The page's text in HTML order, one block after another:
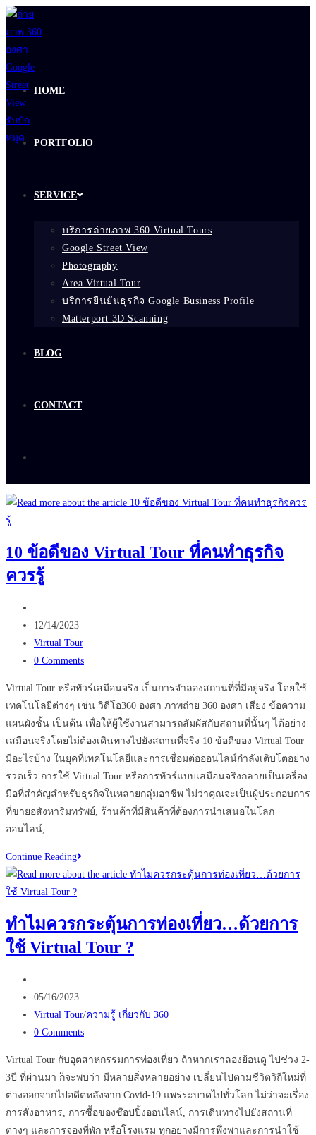
Skip
to
content
HOME
PORTFOLIO
SERVICE
บริการถ่ายภาพ 360 Virtual Tours
Google Street View
Photography
Area Virtual Tour
บริการยืนยันธุรกิจ Google Business Profile
Matterport 3D Scanning
BLOG
CONTACT
10 ข้อดีของ Virtual Tour ที่คนทำธุรกิจ
ควรรู้
author:
Post
published:
12/14/2023
Post
category:
Virtual Tour
Post
0 Comments
Virtual Tour หรือทัวร์เสมือนจริง เป็นการจำลองสถานที่ที่มีอยู่จริง โดยใช้
เทคโนโลยีต่างๆ เช่น วิดีโอ360 องศา ภาพถ่าย 360 องศา เสียง ข้อความ
แผนผังชั้น เป็นต้น เพื่อให้ผู้ใช้งานสามารถสัมผัสกับสถานที่นั้นๆ ได้อย่าง
เสมือนจริงโดยไม่ต้องเดินทางไปยังสถานที่จริง 10 ข้อดีของ Virtual Tour
มีอะไรบ้าง ในยุคที่เทคโนโลยีและการเชื่อมต่อออนไลน์กำลังเติบโตอย่าง
รวดเร็ว การใช้ Virtual Tour หรือการทัวร์แบบเสมือนจริงกลายเป็นเครื่อง
มือที่สำคัญสำหรับธุรกิจในหลายกลุ่มอาชีพ ไม่ว่าคุณจะเป็นผู้ประกอบการ
ที่ขายอสังหาริมทรัพย์, ร้านค้าที่มีสินค้าที่ต้องการนำเสนอในโลก
ออนไลน์,…
Continue Reading10
ข้อดี
ของ
Tour
ที่
ธุรกิจ
ควร
รู้
ทำไมควรกระตุ้นการท่องเที่ยว…ด้วยการ
ใช้ Virtual Tour ?
author:
Post
published:
05/16/2023
Post
category:
Virtual Tour/ความรู้ เกี่ยวกับ 360
Post
0 Comments
Virtual Tour กับอุตสาหกรรมการท่องเที่ยว ถ้าหากเราลองย้อนดู ไปช่วง 2-
3ปี ที่ผ่านมา ก็จะพบว่า มีหลายสิ่งหลายอย่าง เปลี่ยนไปตามชีวิตวิถีใหม่ที่
ต่างออกจากไปอดีตหลังจาก Covid-19 แพร่ระบาดไปทั่วโลก ไม่ว่าจะเรื่อง
การสั่งอาหาร, การซื้อของช๊อปปิ้งออนไลน์, การเดินทางไปยังสถานที่
ต่างๆ และการจองที่พัก หรือโรงแรม ทุกอย่างมีการพึ่งพาและการนำใช้